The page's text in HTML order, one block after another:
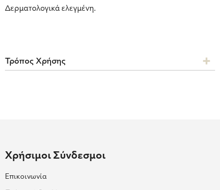
Δερματολογικά ελεγμένη.
Τρόπος Χρήσης
Χρήσιμοι Σύνδεσμοι
Επικοινωνία